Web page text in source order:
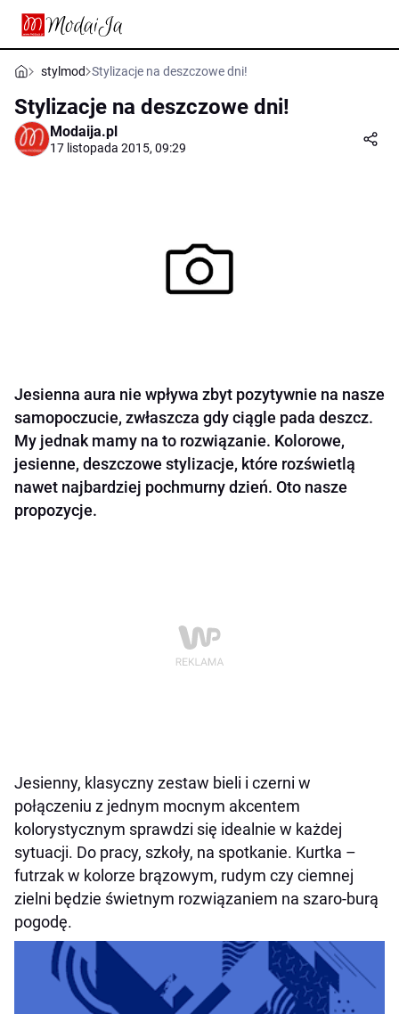
stylmod Stylizacje na deszczowe dni!
Stylizacje na deszczowe dni!
Modaija.pl
17 listopada 2015, 09:29
Jesienna aura nie wpływa zbyt pozytywnie na nasze
samopoczucie, zwłaszcza gdy ciągle pada deszcz.
My jednak mamy na to rozwiązanie. Kolorowe,
jesienne, deszczowe stylizacje, które rozświetlą
nawet najbardziej pochmurny dzień. Oto nasze
propozycje.
Jesienny, klasyczny zestaw bieli i czerni w
połączeniu z jednym mocnym akcentem
kolorystycznym sprawdzi się idealnie w każdej
sytuacji. Do pracy, szkoły, na spotkanie. Kurtka –
futrzak w kolorze brązowym, rudym czy ciemnej
zielni będzie świetnym rozwiązaniem na szaro-burą
pogodę.